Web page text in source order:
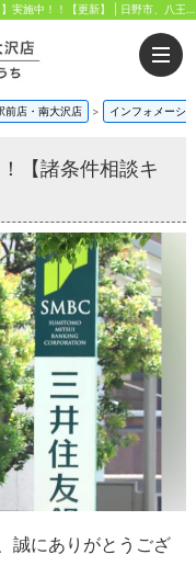
前店・南大沢店 > インフォメーシ
【諸条件相談キ
誠にありがとうござ